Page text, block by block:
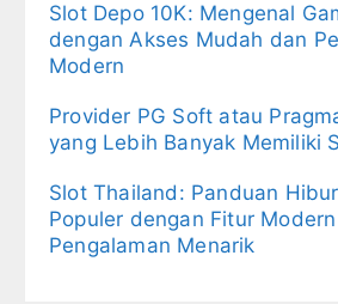
Slot Depo 10K: Mengenal
dengan Akses Mudah dan
Modern
Provider PG Soft atau
yang Lebih Banyak Memiliki
Slot Thailand: Panduan
Populer dengan Fitur
Pengalaman Menarik